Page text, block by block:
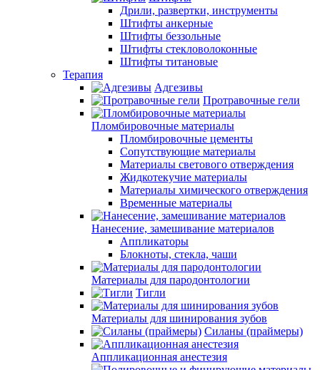
Дрили, развертки, инструменты
Штифты анкерные
Штифты беззольные
Штифты стекловолоконные
Штифты титановые
Терапия
Адгезивы
Протравочные гели
Пломбировочные материалы
Пломбировочные цементы
Сопутствующие материалы
Материалы светового отверждения
Жидкотекучие материалы
Материалы химического отверждения
Временные материалы
Нанесение, замешивание материалов
Аппликаторы
Блокноты, стекла, чаши
Материалы для пародонтологии
Тигли
Материалы для шинирования зубов
Силаны (праймеры)
Аппликационная анестезия